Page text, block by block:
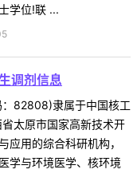
学位!联 ...
调剂信息
82808)隶属于中国核工
太原市国家高新技术开
应用的综合科研机构，
学与环境医学、核环境